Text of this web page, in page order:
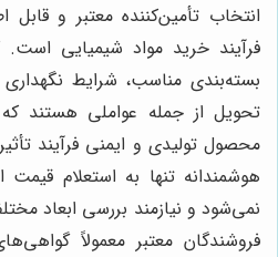
انتخاب تأمین‌کننده معتبر و
فرآیند خرید مواد شیمیایی
بسته‌بندی مناسب، شرایط
تحویل از جمله عواملی هستند
محصول تولیدی و ایمنی فرآیند
هوشمندانه تنها به استعلام
نمی‌شود و نیازمند بررسی ابعاد
فروشندگان معتبر معمولاً